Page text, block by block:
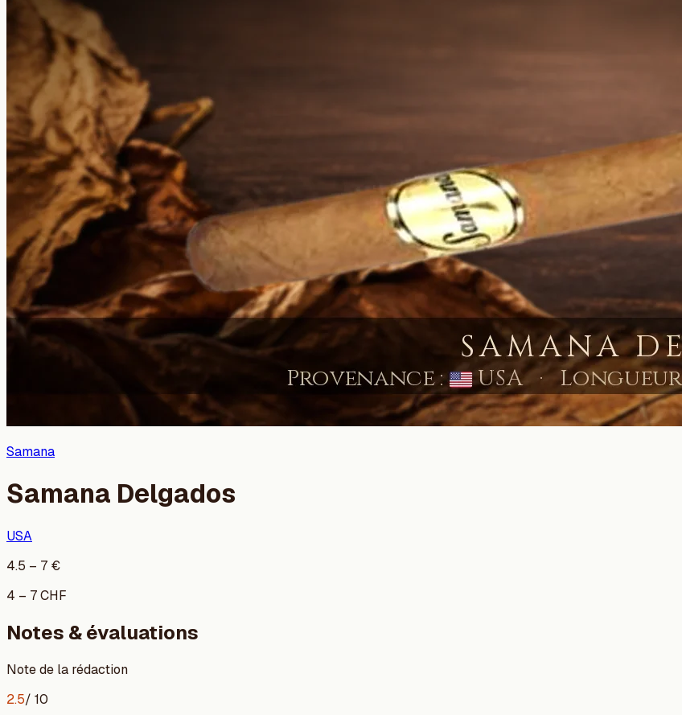
Samana
Samana Delgados
USA
4.5 – 7 €
4 – 7CHF
Notes & évaluations
Note de la rédaction
2.5/ 10